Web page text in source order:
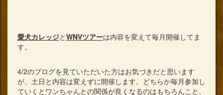
愛犬カレッジとWNVツアーは内容を変えて毎月開催してま
す。
4/2のブログを見ていただいた方はお気づきだと思います
が、土日と内容は変えずに開催します。どちらか毎月参加し
ていくとワンちゃんとの関係が良くなるのはもちろんこと、